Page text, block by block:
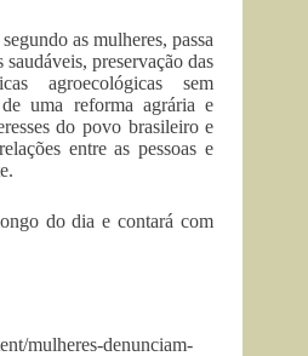
as mulheres, passa
preservação das
agroecológicas sem
uma reforma agrária e
do povo brasileiro e
entre as pessoas e
do dia e contará com
mulheres-denunciam-